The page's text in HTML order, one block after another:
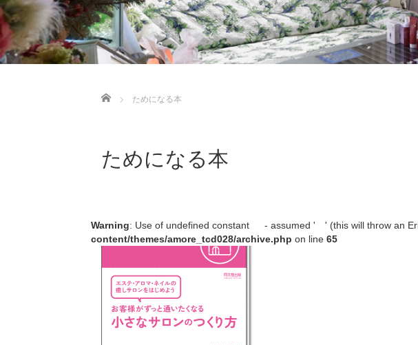
Home ためになる本
ためになる本
Warning: Use of undefined constant - assumed ' ' (this will throw an
content/themes/amore_tcd028/archive.php on line 65